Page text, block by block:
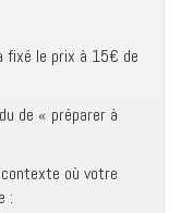
fixé le prix à 15€ de
de « préparer à
où votre
: